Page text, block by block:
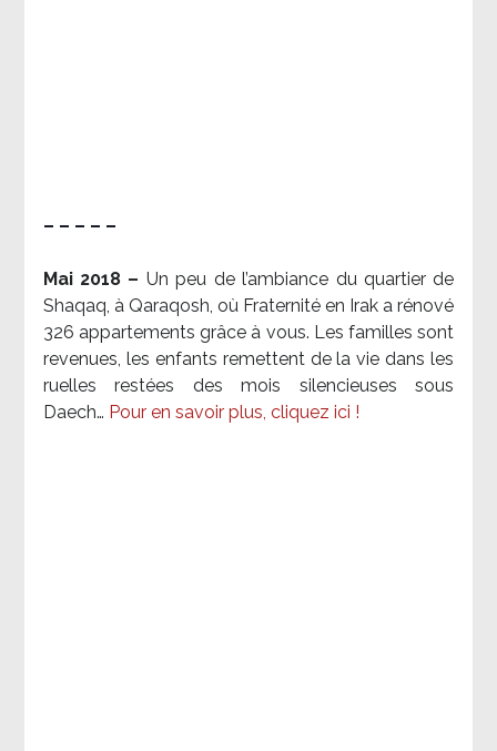
– – – – –
Mai 2018 – Un peu de l’ambiance du quartier de
Shaqaq, à Qaraqosh, où Fraternité en Irak a rénové
326 appartements grâce à vous. Les familles sont
revenues, les enfants remettent de la vie dans les
ruelles restées des mois silencieuses sous
Daech… Pour en savoir plus, cliquez ici !